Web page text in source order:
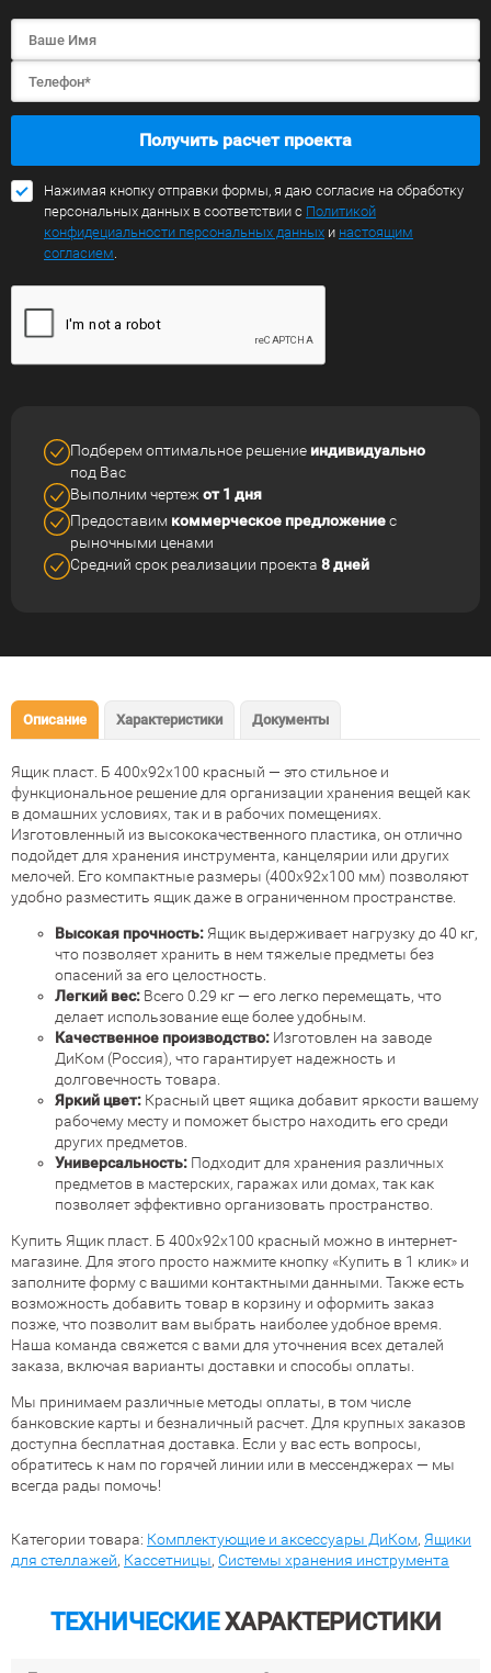
Получить расчет проекта
Нажимая кнопку отправки формы, я даю согласие на обработку
персональных данных в соответствии с Политикой
конфидециальности персональных данных и настоящим
согласием
Подберем оптимальное решение индивидуально
под Вас
Выполним чертеж от 1 дня
Предоставим коммерческое предложениес
рыночными ценами
Средний срок реализации проекта 8 дней
Описание Характеристики Документы
Ящик пласт. Б 400х92х100 красный — это стильное и
функциональное решение для организации хранения вещей как
в домашних условиях, так и в рабочих помещениях.
Изготовленный из высококачественного пластика, он отлично
подойдет для хранения инструмента, канцелярии или других
мелочей. Его компактные размеры (400х92х100 мм) позволяют
удобно разместить ящик даже в ограниченном пространстве.
Высокая прочность: Ящик выдерживает нагрузку до 40 кг,
что позволяет хранить в нем тяжелые предметы без
опасений за его целостность.
Легкий вес: Всего 0.29 кг — его легко перемещать, что
делает использование еще более удобным.
Качественное производство: Изготовлен на заводе
ДиКом (Россия), что гарантирует надежность и
долговечность товара.
Яркий цвет: Красный цвет ящика добавит яркости вашему
рабочему месту и поможет быстро находить его среди
других предметов.
Универсальность: Подходит для хранения различных
предметов в мастерских, гаражах или домах, так как
позволяет эффективно организовать пространство.
Купить Ящик пласт. Б 400х92х100 красный можно в интернет-
магазине. Для этого просто нажмите кнопку «Купить в 1 клик» и
заполните форму с вашими контактными данными. Также есть
возможность добавить товар в корзину и оформить заказ
позже, что позволит вам выбрать наиболее удобное время.
Наша команда свяжется с вами для уточнения всех деталей
заказа, включая варианты доставки и способы оплаты.
Мы принимаем различные методы оплаты, в том числе
банковские карты и безналичный расчет. Для крупных заказов
доступна бесплатная доставка. Если у вас есть вопросы,
обратитесь к нам по горячей линии или в мессенджерах — мы
всегда рады помочь!
Категории товара: Комплектующие и аксессуары ДиКом, Ящики
для стеллажей, Кассетницы, Системы хранения инструмента
ТЕХНИЧЕСКИЕХАРАКТЕРИСТИКИ